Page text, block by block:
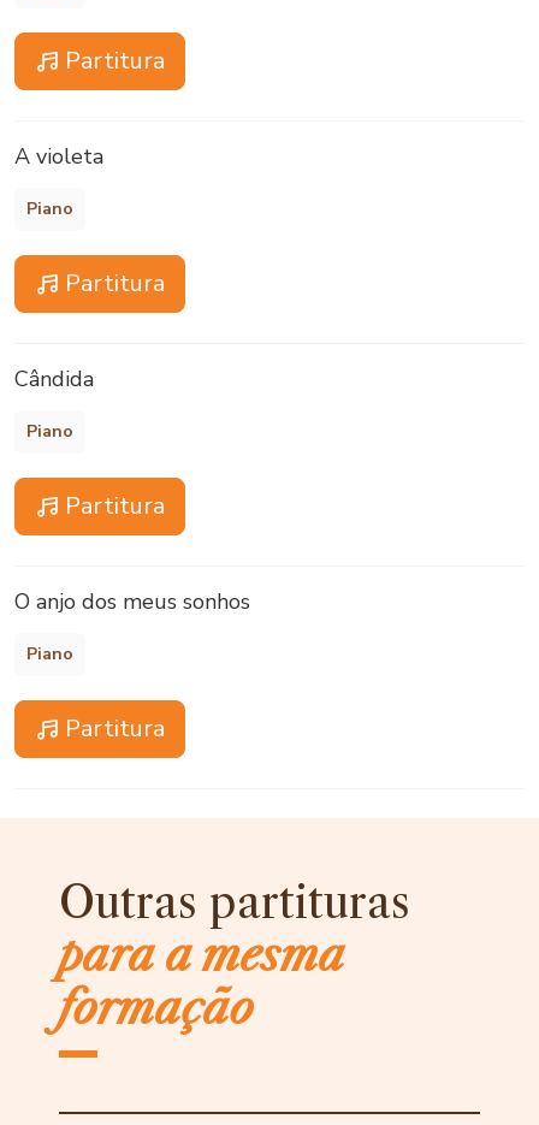
Partitura
A violeta
Piano
Partitura
Cândida
Piano
Partitura
O anjo dos meus sonhos
Piano
Partitura
Outras partituras
para a mesma
formação